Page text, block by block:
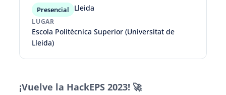
Presencial Lleida
LUGAR
Escola Politècnica Superior (Universitat de
Lleida)
¡Vuelve la HackEPS 2023! 🚀